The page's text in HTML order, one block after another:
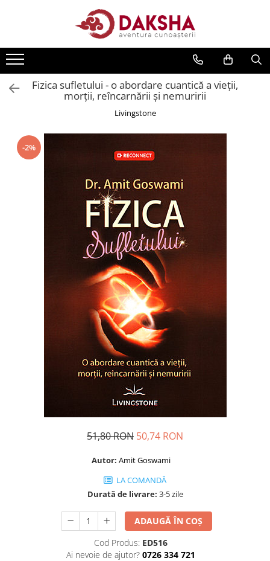
Editura Daksha
Seria Radu Cinamar
Seria Anton Parks
Seria Immanuel Velikovsky
Dezvăluiri
Transformare spirituală
Dezvoltare personală
Seria Chico Xavier
Seria Helena Blavatsky
Sănătate
Fizica sufletului - o abordare cuantică a vieţii,
morţii, reîncarnării şi nemuririi
Livingstone
-2%
51,80 RON 50,74 RON
Autor: Amit Goswami
LA COMANDĂ
Durată de livrare: 3-5 zile
ADAUGĂ ÎN COȘ
Cod Produs: ED516
Ai nevoie de ajutor? 0726 334 721